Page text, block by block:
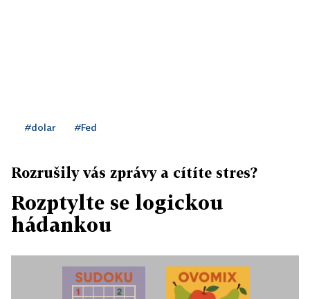
#dolar #Fed
Rozrušily vás zprávy a cítíte stres?
Rozptylte se logickou
hádankou